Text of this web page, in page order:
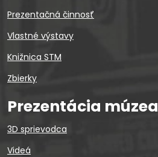
Prezentačná činnosť
Vlastné výstavy
Knižnica STM
Zbierky
Prezentácia múzea
3D sprievodca
Videá